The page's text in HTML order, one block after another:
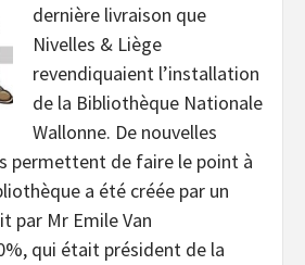
dernière livraison que
Nivelles & Liège
revendiquaient l’installation
de la Bibliothèque Nationale
Wallonne. De nouvelles
permettent de faire le point à
a été créée par un
par Mr Emile Van
qui était président de la